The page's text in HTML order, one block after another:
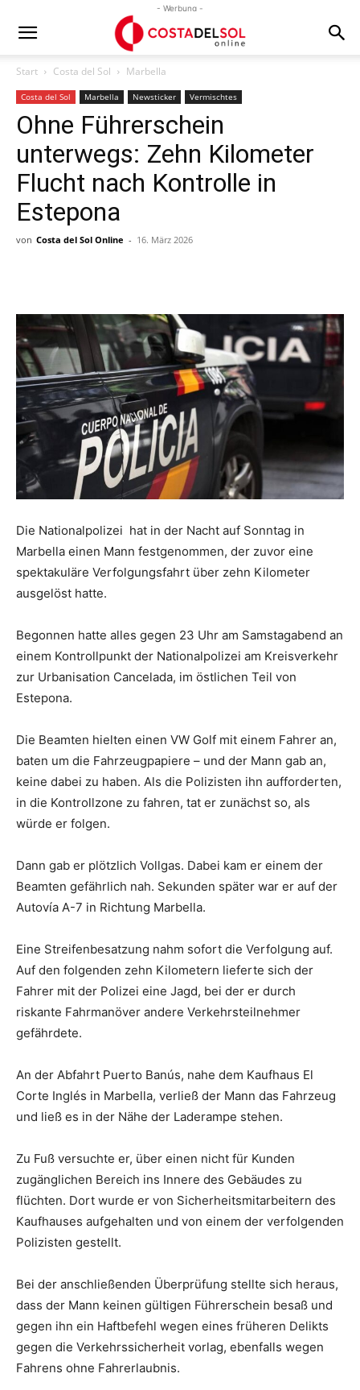
- Werbung -
Start Costa del Sol Marbella
Costa del Sol Marbella Newsticker Vermischtes
Ohne Führerschein
unterwegs: Zehn Kilometer
Flucht nach Kontrolle in
Estepona
von Costa del Sol Online - 16. März 2026
Die Nationalpolizei hat in der Nacht auf Sonntag in
Marbella einen Mann festgenommen, der zuvor eine
spektakuläre Verfolgungsfahrt über zehn Kilometer
ausgelöst hatte.
Begonnen hatte alles gegen 23 Uhr am Samstagabend an
einem Kontrollpunkt der Nationalpolizei am Kreisverkehr
zur Urbanisation Cancelada, im östlichen Teil von
Estepona.
Die Beamten hielten einen VW Golf mit einem Fahrer an,
baten um die Fahrzeugpapiere – und der Mann gab an,
keine dabei zu haben. Als die Polizisten ihn aufforderten,
in die Kontrollzone zu fahren, tat er zunächst so, als
würde er folgen.
Dann gab er plötzlich Vollgas. Dabei kam er einem der
Beamten gefährlich nah. Sekunden später war er auf der
Autovía A-7 in Richtung Marbella.
Eine Streifenbesatzung nahm sofort die Verfolgung auf.
Auf den folgenden zehn Kilometern lieferte sich der
Fahrer mit der Polizei eine Jagd, bei der er durch
riskante Fahrmanöver andere Verkehrsteilnehmer
gefährdete.
An der Abfahrt Puerto Banús, nahe dem Kaufhaus El
Corte Inglés in Marbella, verließ der Mann das Fahrzeug
und ließ es in der Nähe der Laderampe stehen.
Zu Fuß versuchte er, über einen nicht für Kunden
zugänglichen Bereich ins Innere des Gebäudes zu
flüchten. Dort wurde er von Sicherheitsmitarbeitern des
Kaufhauses aufgehalten und von einem der verfolgenden
Polizisten gestellt.
Bei der anschließenden Überprüfung stellte sich heraus,
dass der Mann keinen gültigen Führerschein besaß und
gegen ihn ein Haftbefehl wegen eines früheren Delikts
gegen die Verkehrssicherheit vorlag, ebenfalls wegen
Fahrens ohne Fahrerlaubnis.